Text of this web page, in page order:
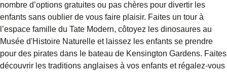
nombre d’options gratuites ou pas chères pour divertir les
enfants sans oublier de vous faire plaisir. Faites un tour à
l’espace famille du Tate Modern, côtoyez les dinosaures au
Musée d'Histoire Naturelle et laissez les enfants se prendre
pour des pirates dans le bateau de Kensington Gardens. Faites
découvrir les traditions anglaises à vos enfants et régalez-vous